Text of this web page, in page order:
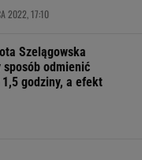
2022, 17:10
Szelągowska
sposób odmienić
godziny, a efekt